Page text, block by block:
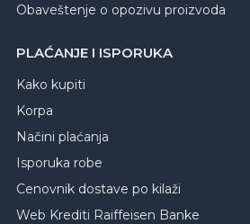
Obaveštenje o opozivu proizvoda
PLAĆANJE I ISPORUKA
Kako kupiti
Korpa
Načini plaćanja
Isporuka robe
Cenovnik dostave po kilaži
Web Krediti Raiffeisen Banke